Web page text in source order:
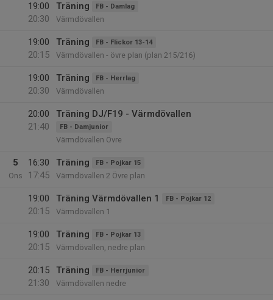
19:00
20:30
Träning FB - Damlag
Värmdövallen
19:00
20:15
Träning FB - Flickor 13-14
Värmdövallen - övre plan (plan 215/216)
19:00
20:30
Träning FB - Herrlag
Värmdövallen
20:00
21:40
Träning DJ/F19 - Värmdövallen
FB - Damjunior
Värmdövallen Övre
5
Ons
16:30
17:45
Träning FB - Pojkar 15
Värmdövallen 2 Övre plan
19:00
20:15
Träning Värmdövallen 1 FB - Pojkar 12
Värmdövallen 1
19:00
20:15
Träning FB - Pojkar 13
Värmdövallen, nedre plan
20:15
21:30
Träning FB - Herrjunior
Värmdövallen nedre